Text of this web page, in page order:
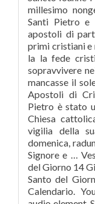
millesimo
Santi Pietro e
apostoli di
primi cristiani e
la la fede
sopravvivere
mancasse il
Apostoli di
Pietro è stato
Chiesa
vigilia della
domenica,
Signore e …
del Giorno 14
Santo del
Calendario.